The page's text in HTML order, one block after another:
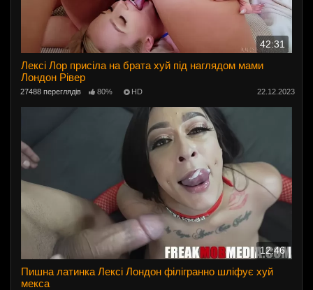
42:31
Лексі Лор присіла на брата хуй під наглядом мами
Лондон Рівер
27488 переглядів 80% HD 22.12.2023
12:46
Пишна латинка Лексі Лондон філігранно шліфує хуй
мекса